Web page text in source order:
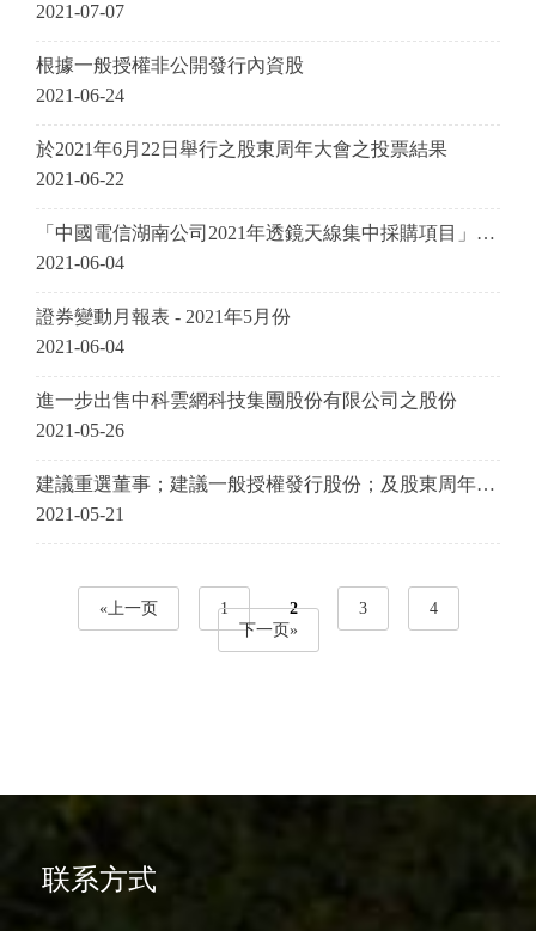
2021-07-07
根據一般授權非公開發行內資股
2021-06-24
於2021年6月22日舉行之股東周年大會之投票結果
2021-06-22
「中國電信湖南公司2021年透鏡天線集中採購項目」成
功中標
2021-06-04
證券變動月報表 - 2021年5月份
2021-06-04
進一步出售中科雲網科技集團股份有限公司之股份
2021-05-26
建議重選董事；建議一般授權發行股份；及股東周年大
會通告
2021-05-21
«上一页 1 2 3
4
下一页»
联系方式